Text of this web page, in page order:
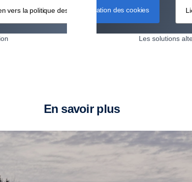
vers la politique des cookiesConfiguration des cookies
Les solutions
En savoir plus